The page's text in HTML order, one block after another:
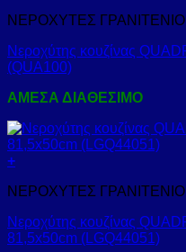
ΝΕΡΟΧΥΤΕΣ ΓΡΑΝΙΤΕΝΙΟΙ
Νεροχύτης κουζίνας
(QUA100)
ΑΜΕΣΑ ΔΙΑΘΕΣΙΜΟ
+
ΝΕΡΟΧΥΤΕΣ ΓΡΑΝΙΤΕΝΙΟΙ
Νεροχύτης κουζίνας
81,5x50cm (LGQ44051)